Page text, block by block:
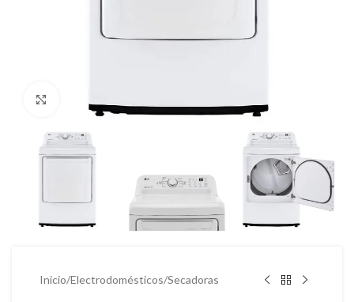
Inicio/Electrodomésticos/Secadoras